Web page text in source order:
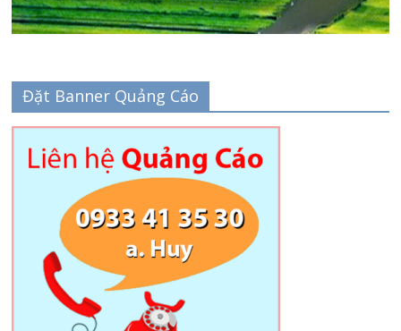
Đặt Banner Quảng Cáo